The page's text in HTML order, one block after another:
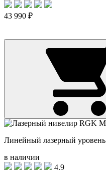
43 990 ₽
Линейный лазерный уровень
в наличии
4.9